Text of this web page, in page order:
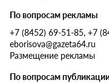
По вопросам рекламы
+7 (8452) 69-51-85, +7
eborisova@gazeta64.ru
Размещение рекламы
По вопросам